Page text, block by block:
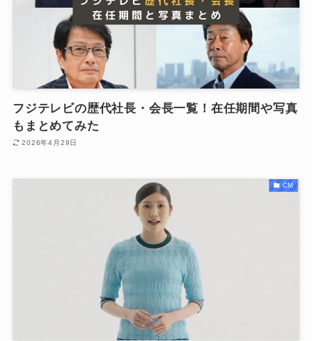
フジテレビの歴代社長・会長一覧！在任期間や写真
もまとめてみた
2026年4月29日
CM